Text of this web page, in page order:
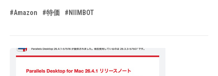
#Amazon #特価 #NIIMBOT